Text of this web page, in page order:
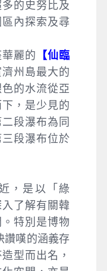
的史努比及
內探索及尋
麗的
【仙臨
州島最大的
色的水流從亞
，是少見的
段瀑布為同
段瀑布位於
，是以「綠
了解有關韓
特別是博物
讚嘆的涵義存
型而出名，